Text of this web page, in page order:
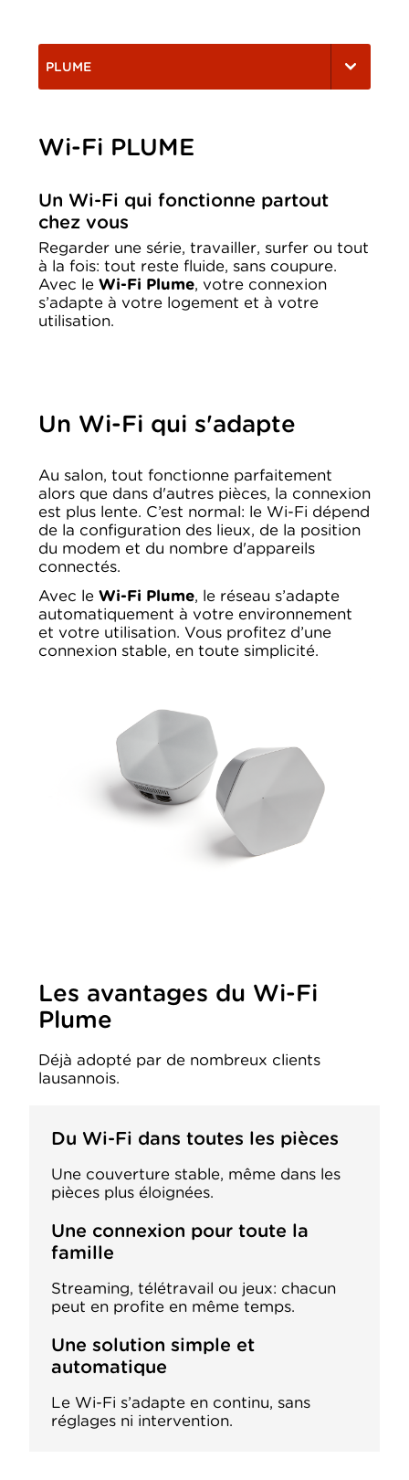
PLUME
Wi-Fi PLUME
Un Wi-Fi qui fonctionne partout
chez vous
Regarder une série, travailler, surfer ou tout
à la fois: tout reste fluide, sans coupure.
Avec le Wi-Fi Plume, votre connexion
s’adapte à votre logement et à votre
utilisation.
Un Wi-Fi qui s'adapte
Au salon, tout fonctionne parfaitement
alors que dans d'autres pièces, la connexion
est plus lente. C’est normal: le Wi-Fi dépend
de la configuration des lieux, de la position
du modem et du nombre d'appareils
connectés.
Avec le Wi-Fi Plume, le réseau s’adapte
automatiquement à votre environnement
et votre utilisation. Vous profitez d’une
connexion stable, en toute simplicité.
Les avantages du Wi-Fi
Plume
Déjà adopté par de nombreux clients
lausannois.
Du Wi-Fi dans toutes les pièces
Une couverture stable, même dans les
pièces plus éloignées.
Une connexion pour toute la
famille
Streaming, télétravail ou jeux: chacun
peut en profite en même temps.
Une solution simple et
automatique
Le Wi-Fi s’adapte en continu, sans
réglages ni intervention.